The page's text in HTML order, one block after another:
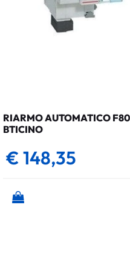
RIARMO AUTOMATICO
BTICINO
€ 148,35
Quantità